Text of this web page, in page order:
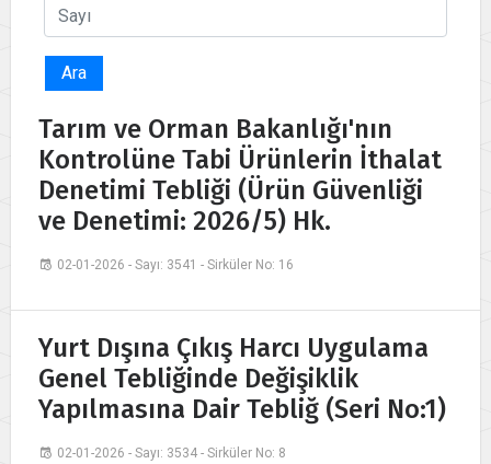
Ara
Tarım ve Orman Bakanlığı'nın
Kontrolüne Tabi Ürünlerin İthalat
Denetimi Tebliği (Ürün Güvenliği
ve Denetimi: 2026/5) Hk.
02-01-2026 - Sayı: 3541 - Sirküler No: 16
Yurt Dışına Çıkış Harcı Uygulama
Genel Tebliğinde Değişiklik
Yapılmasına Dair Tebliğ (Seri No:1)
02-01-2026 - Sayı: 3534 - Sirküler No: 8